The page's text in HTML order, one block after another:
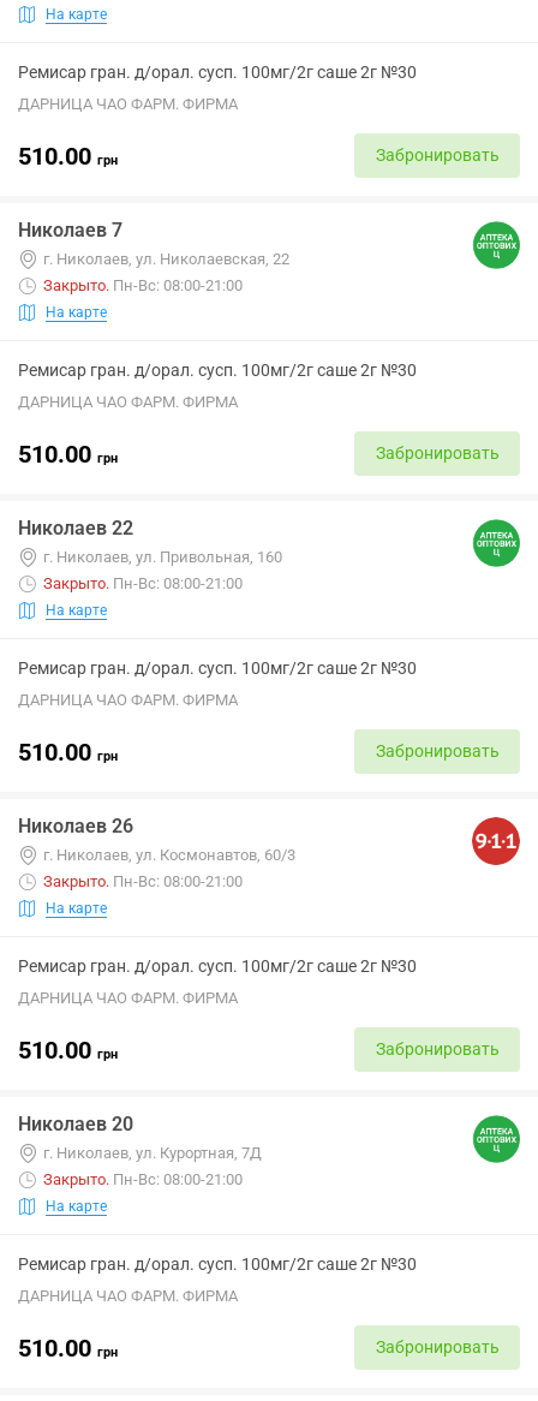
На карте
Ремисар гран. д/орал. сусп. 100мг/2г саше 2г №30
ДАРНИЦА ЧАО ФАРМ. ФИРМА
510.00 грн Забронировать
Николаев 7
г. Николаев, ул. Николаевская, 22
Закрыто. Пн-Вс: 08:00-21:00
На карте
Ремисар гран. д/орал. сусп. 100мг/2г саше 2г №30
ДАРНИЦА ЧАО ФАРМ. ФИРМА
510.00 грн Забронировать
Николаев 22
г. Николаев, ул. Привольная, 160
Закрыто. Пн-Вс: 08:00-21:00
На карте
Ремисар гран. д/орал. сусп. 100мг/2г саше 2г №30
ДАРНИЦА ЧАО ФАРМ. ФИРМА
510.00 грн Забронировать
Николаев 26
г. Николаев, ул. Космонавтов, 60/3
Закрыто. Пн-Вс: 08:00-21:00
На карте
Ремисар гран. д/орал. сусп. 100мг/2г саше 2г №30
ДАРНИЦА ЧАО ФАРМ. ФИРМА
510.00 грн Забронировать
Николаев 20
г. Николаев, ул. Курортная, 7Д
Закрыто. Пн-Вс: 08:00-21:00
На карте
Ремисар гран. д/орал. сусп. 100мг/2г саше 2г №30
ДАРНИЦА ЧАО ФАРМ. ФИРМА
510.00 грн Забронировать